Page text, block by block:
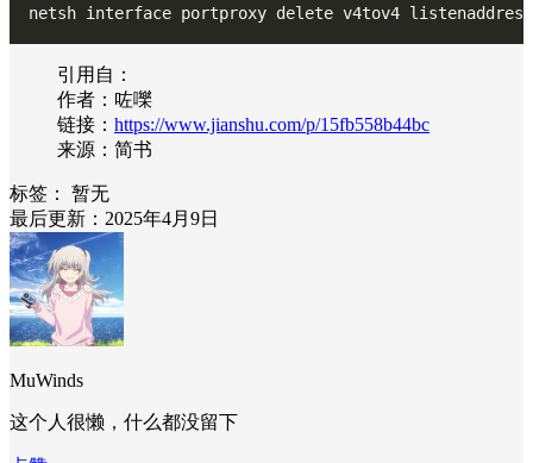
netsh interface portproxy delete v4tov4 listenaddress
引用自：
作者：咗嚛
链接： https://www.jianshu.com/p/15fb558b44bc
来源：简书
标签：
暂无
最后更新：2025年4月9日
MuWinds
这个人很懒，什么都没留下